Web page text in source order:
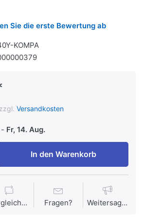
Sie die erste Bewertung ab
KOMPA
Versandkosten
- Fr, 14. Aug.
In den Warenkorb
Vergleichen Fragen? Weitersagen